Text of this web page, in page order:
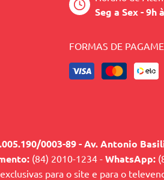
Seg a Sex - 9h
FORMAS DE
0003-89 - Av. Antonio
(84) 2010-1234 - WhatsApp:
para o site e para o